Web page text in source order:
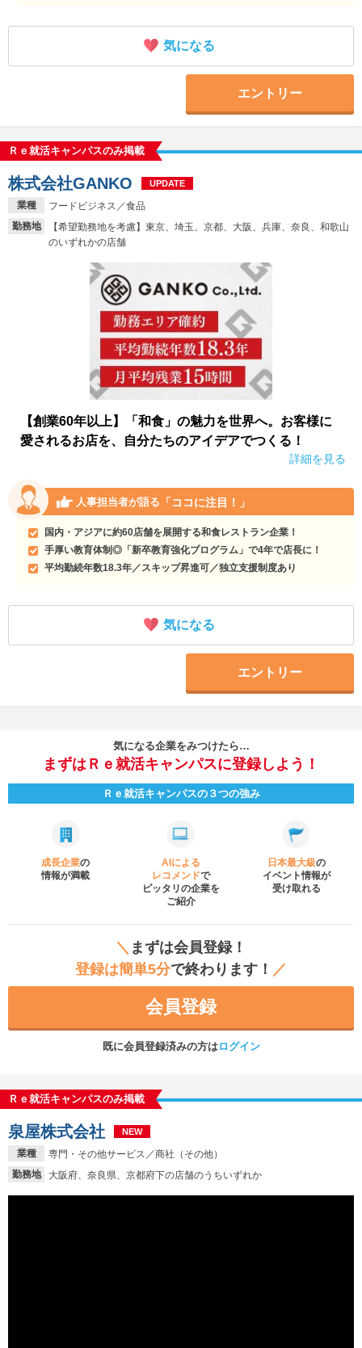
気になる
エントリー
Ｒｅ就活キャンパスのみ掲載
業種
フードビジネス／食品
勤務地
【希望勤務地を考慮】東京、埼玉、京都、大阪、兵庫、奈良、和歌山
のいずれかの店舗
株式会社GANKO UPDATE
【創業60年以上】「和食」の魅力を世界へ。お客様に
愛されるお店を、自分たちのアイデアでつくる！
詳細を見る
人事担当者が語る 「ココに注目！」
国内・アジアに約60店舗を展開する和食レストラン企業！
手厚い教育体制◎「新卒教育強化プログラム」で4年で店長に！
平均勤続年数18.3年／スキップ昇進可／独立支援制度あり
気になる
エントリー
気になる企業をみつけたら…
まずはＲｅ就活キャンパスに登録しよう！
Ｒｅ就活キャンパスの３つの強み
成長企業の
情報が満載
AIによる
レコメンドで
ピッタリの企業を
ご紹介
日本最大級の
イベント情報が
受け取れる
＼ まずは会員登録！
登録は簡単5分で終わります！ ／
会員登録
既に会員登録済みの方はログイン
Ｒｅ就活キャンパスのみ掲載
業種
専門・その他サービス／商社（その他）
勤務地
大阪府、奈良県、京都府下の店舗のうちいずれか
泉屋株式会社 NEW